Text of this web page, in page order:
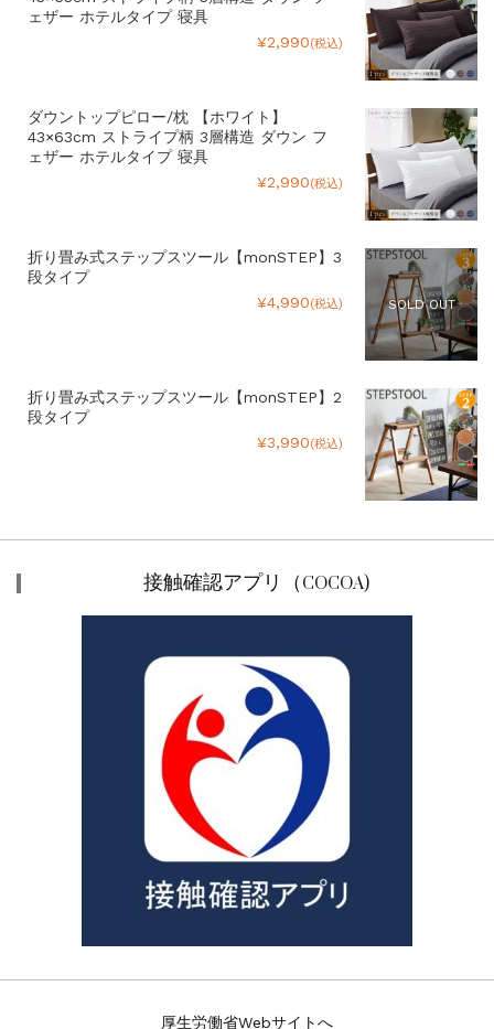
ェザー ホテルタイプ 寝具
¥2,990(税込)
ダウントップピロー/枕 【ホワイト】
43×63cm ストライプ柄 3層構造 ダウン フ
ェザー ホテルタイプ 寝具
¥2,990(税込)
SOLD OUT
折り畳み式ステップスツール【monSTEP】3
段タイプ
¥4,990(税込)
折り畳み式ステップスツール【monSTEP】2
段タイプ
¥3,990(税込)
接触確認アプリ（COCOA)
厚生労働省Webサイトへ